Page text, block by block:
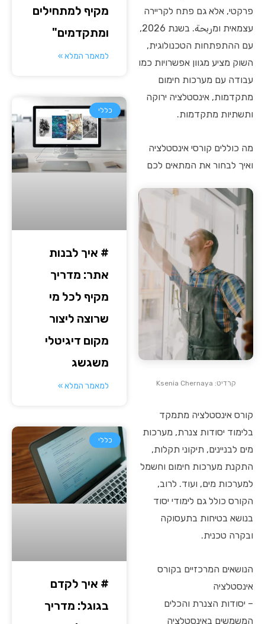
פרקטי, אלא גם פתח לקריירה
עצמאית ומربحة. בשנת 2026,
עם ההתפתחות הטכנולוגית,
השוק מציע מגוון אפשרויות כמו
עבודה עם מערכות חימום
מתקדמות, אינסטלציה ירוקה
ותשתיות מתקדמות.
מה כוללים קורסי אינסטלציה
ואיך לבחור את המתאים לכם
קרדיט: Ksenia Chernaya
קורס אינסטלציה מתמקד
בלימוד יסודות צנרת, מערכות
מים לבניינים, תיקוני תקלות,
התקנת מערכות חימום וחשמל
למערכות מים, ועוד. לרוב,
הקורס כולל גם לימודי יסוד
בנושא בטיחות בתעסוקה
ובקרה טכנית.
הנושאים המרכזיים בקורס
אינסטלציה
– יסודות הצנרת והכלים
המשמשים באינסטלציה
מקיף למתחילים
ומתקדמים"
למאמר המלא »
כללי
# איך לבנות
אתר: מדריך
מקיף לכל מי
שרוצה ליצור
מקום דיגיטלי
משגשג
למאמר המלא »
כללי
# איך לקדם
בגוגל: מדריך